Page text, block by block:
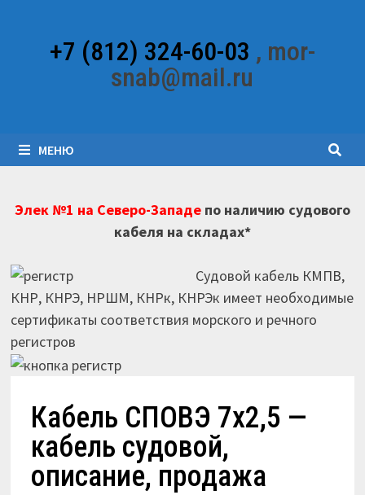
содержимому+7 (812) 324-60-03 , mor-
snab@mail.ru
МЕНЮ
Элек №1 на Северо-Западепо наличию судового
кабеля на складах*
Судовой кабель КМПВ,
КНР, КНРЭ, НРШМ, КНРк, КНРЭк имеет необходимые
сертификаты соответствия морского и речного
регистров
Кабель СПОВЭ 7х2,5 —
кабель судовой,
описание, продажа